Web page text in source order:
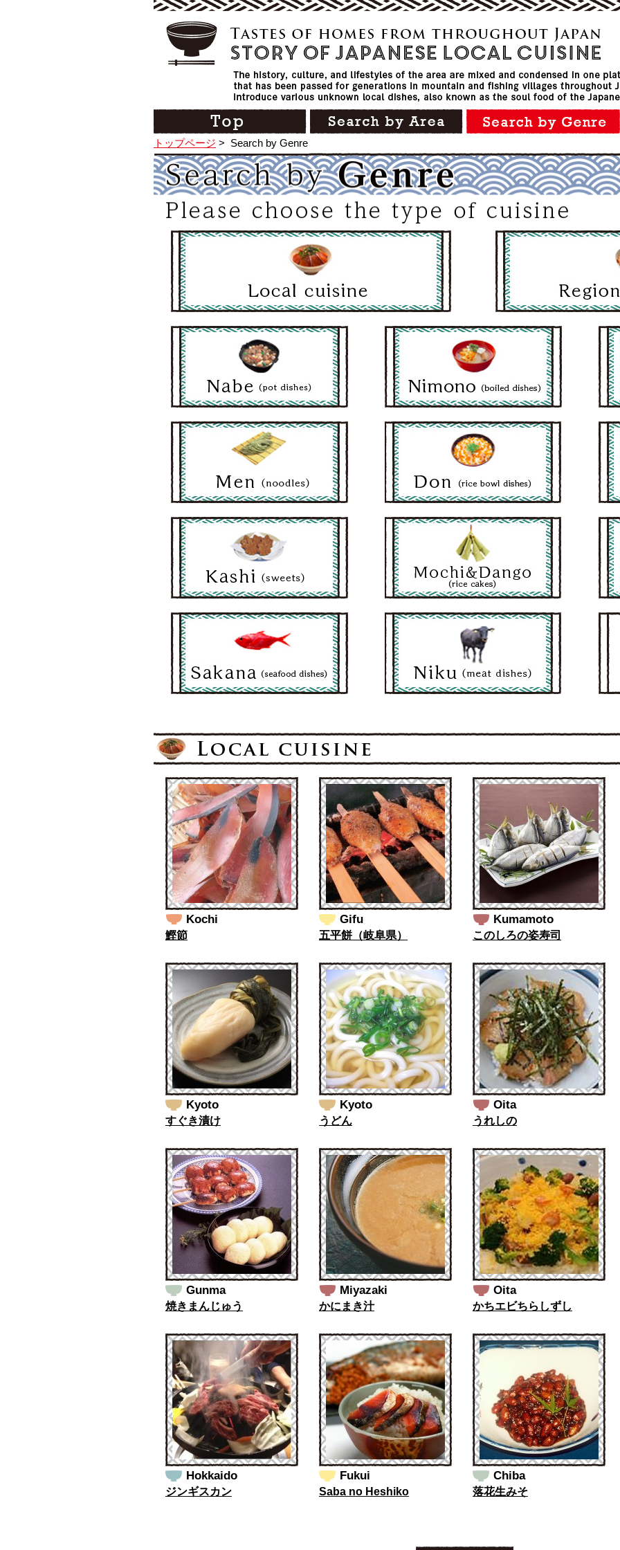
トップページ > Search by Genre
Kochi
鰹節
Gifu
五平餅（岐阜県）
Kumamoto
このしろの姿寿司
Kyoto
すぐき漬け
Kyoto
うどん
Oita
うれしの
Gunma
焼きまんじゅう
Miyazaki
かにまき汁
Oita
かちエビちらしずし
Hokkaido
ジンギスカン
Fukui
Saba no Heshiko
Chiba
落花生みそ